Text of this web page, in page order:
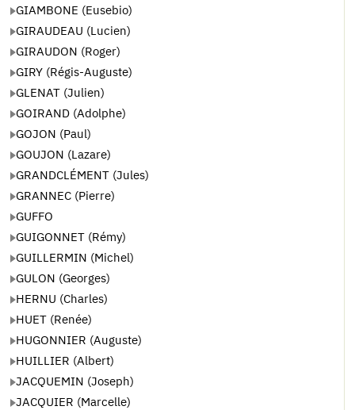
GIAMBONE (Eusebio)
GIRAUDEAU (Lucien)
GIRAUDON (Roger)
GIRY (Régis-Auguste)
GLENAT (Julien)
GOIRAND (Adolphe)
GOJON (Paul)
GOUJON (Lazare)
GRANDCLÉMENT (Jules)
GRANNEC (Pierre)
GUFFO
GUIGONNET (Rémy)
GUILLERMIN (Michel)
GULON (Georges)
HERNU (Charles)
HUET (Renée)
HUGONNIER (Auguste)
HUILLIER (Albert)
JACQUEMIN (Joseph)
JACQUIER (Marcelle)